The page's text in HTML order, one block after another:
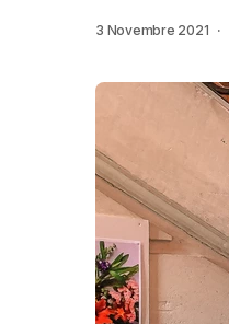
3 Novembre 2021